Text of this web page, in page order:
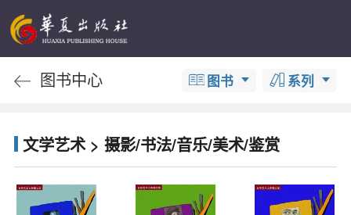
图书中心 图书 系列
文学艺术 > 摄影/书法/音乐/美术/鉴赏